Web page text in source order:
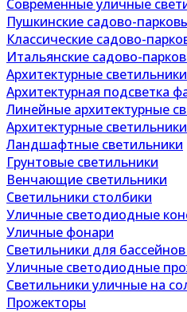
Современные уличные
Пушкинские садово-
Классические садово-
Итальянские садово-
Архитектурные светильники
Архитектурная подсветка
Линейные архитектурные
Архитектурные
Ландшафтные светильники
Грунтовые светильники
Венчающие светильники
Светильники столбики
Уличные светодиодные
Уличные фонари
Светильники для
Уличные светодиодные
Светильники уличные на
Прожекторы